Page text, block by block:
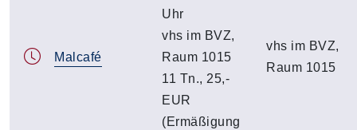
Malcafé
Uhr
vhs im BVZ,
Raum 1015
11 Tn., 25,-
EUR
(Ermäßigung
vhs im BVZ,
Raum 1015